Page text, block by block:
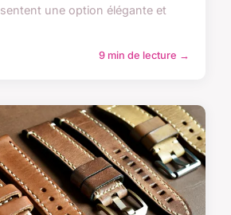
une option élégante et
9 min de lecture →